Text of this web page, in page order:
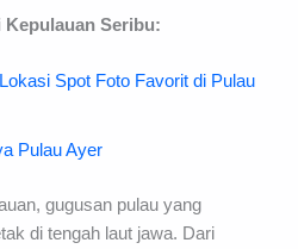
Seribu:
Spot Foto Favorit di Pulau
Pulau Ayer
gugusan pulau yang
di tengah laut jawa. Dari